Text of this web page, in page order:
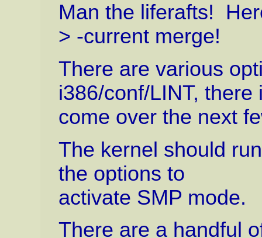
Man the liferafts!
> -current merge!
There are various
i386/conf/LINT, there
come over the next
The kernel should
the options to
activate SMP mode.
There are a handful